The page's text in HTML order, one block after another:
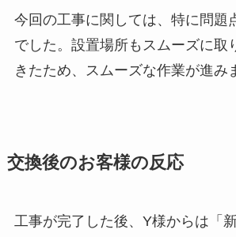
今回の工事に関しては、特に問題
でした。設置場所もスムーズに取
きたため、スムーズな作業が進み
交換後のお客様の反応
工事が完了した後、Y様からは「